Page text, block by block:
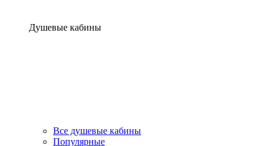
Душевые кабины
Все душевые кабины
Популярные